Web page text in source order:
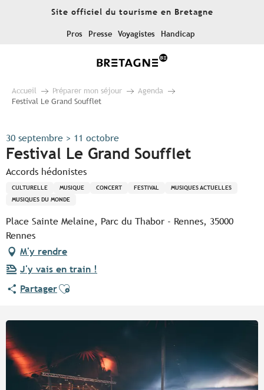
Site officiel du tourisme en Bretagne
Pros Presse Voyagistes Handicap
Accueil Préparer mon séjour
Agenda
Festival Le Grand Soufflet
30 septembre > 11 octobre
Festival Le Grand Soufflet
Accords hédonistes
CULTURELLE MUSIQUE CONCERT FESTIVAL
MUSIQUES ACTUELLES
MUSIQUES DU MONDE
Place Sainte Melaine, Parc du Thabor - Rennes, 35000
Rennes
M'y rendre
J'y vais en train !
PartagerAjouter aux favoris